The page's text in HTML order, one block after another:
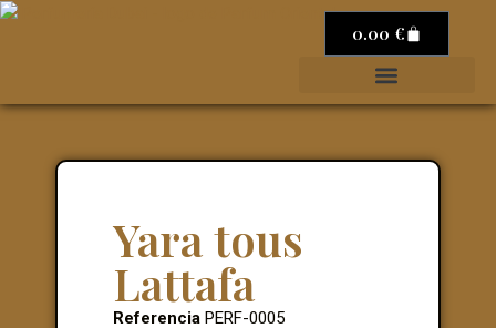
0.00 €
Yara tous
Lattafa
Referencia PERF-0005